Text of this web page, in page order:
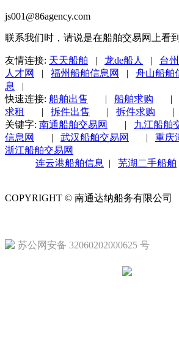
js001@86agency.com
联系我们时，请说是在船舶交易网上看
友情连接: 天天船舶 | 龙de船人 | 台
人才网
| 福州船舶信息网 | 舟山船舶
息
|
快速连接: 船舶出售 | 船舶求购 |
求租
| 拆件出售 | 拆件求购 |
关键字: 南通船舶交易网 | 九江船舶
信息网
| 武汉船舶交易网 | 重庆
浙江船舶交易网
连云港船舶信息
| 芜湖二手船舶
COPYRIGHT © 南通达纳船务有限公司
苏公网安备 32060202000625 号